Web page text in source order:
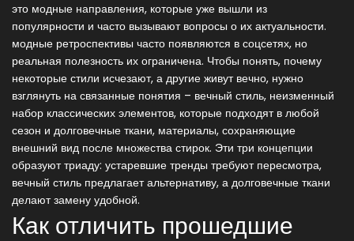
это модные направления, которые уже вышли из
популярности и часто вызывают вопросы о их актуальности.
модные ретроспективы часто появляются в соцсетях, но
реальная полезность их ограничена. Чтобы понять, почему
некоторые стили исчезают, а другие живут вечно, нужно
взглянуть на связанные понятия – вечный стиль, неизменный
набор классических элементов, которые подходят в любой
сезон и долговечные ткани, материалы, сохраняющие
внешний вид после множества стирок. Эти три концепции
образуют триаду: устаревшие тренды требуют пересмотра,
вечный стиль предлагает альтернативу, а долговечные ткани
делают замену удобной.
Как отличить прошедшие